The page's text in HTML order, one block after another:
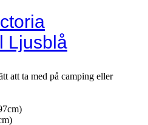
Ljusblå
att ta med på camping eller